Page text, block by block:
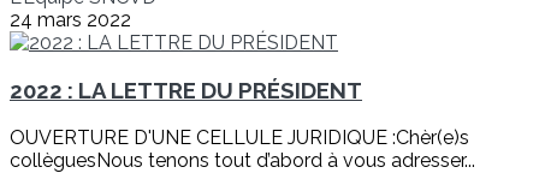
24 mars 2022
2022 : LA LETTRE DU PRÉSIDENT
OUVERTURE D'UNE CELLULE JURIDIQUE :Chèr(e)s
collèguesNous tenons tout d’abord à vous adresser...